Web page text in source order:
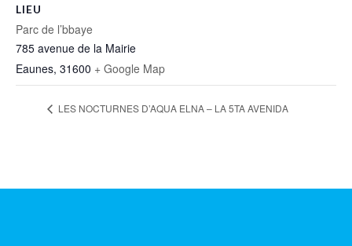
LIEU
Parc de l’bbaye
785 avenue de la Mairie
Eaunes, 31600 + Google Map
LES NOCTURNES D’AQUA ELNA – LA 5TA AVENIDA